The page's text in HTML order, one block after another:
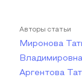
Авторы статьи
Миронова
Аргентова